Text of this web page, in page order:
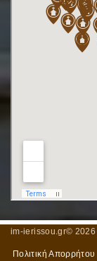
im-ierissou.gr© 2026
Πολιτική Απορρήτου